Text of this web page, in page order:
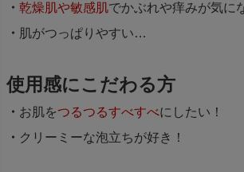
乾燥肌や敏感肌でかぶれや痒みが気に
肌がつっぱりやすい…
使用感にこだわる方
お肌をつるつるすべすべにしたい！
クリーミーな泡立ちが好き！